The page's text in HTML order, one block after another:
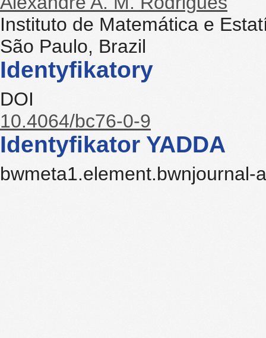
Instituto de Matemática e
São Paulo, Brazil
Identyfikatory
DOI
10.4064/bc76-0-9
Identyfikator YADDA